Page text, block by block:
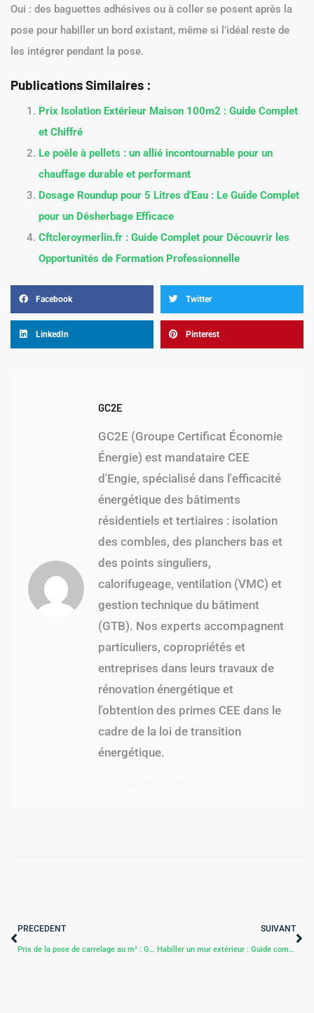
Oui : des baguettes adhésives ou à coller se posent après la
pose pour habiller un bord existant, même si l’idéal reste de
les intégrer pendant la pose.
Publications Similaires :
Prix Isolation Extérieur Maison 100m2 : Guide Complet
et Chiffré
Le poêle à pellets : un allié incontournable pour un
chauffage durable et performant
Dosage Roundup pour 5 Litres d’Eau : Le Guide Complet
pour un Désherbage Efficace
Cftcleroymerlin.fr : Guide Complet pour Découvrir les
Opportunités de Formation Professionnelle
Facebook Twitter
LinkedIn Pinterest
GC2E
GC2E (Groupe Certificat Économie
Énergie) est mandataire CEE
d'Engie, spécialisé dans l'efficacité
énergétique des bâtiments
résidentiels et tertiaires : isolation
des combles, des planchers bas et
des points singuliers,
calorifugeage, ventilation (VMC) et
gestion technique du bâtiment
(GTB). Nos experts accompagnent
particuliers, copropriétés et
entreprises dans leurs travaux de
rénovation énergétique et
l'obtention des primes CEE dans le
cadre de la loi de transition
énergétique.
PRECEDENT
Prix de la pose de carrelage au m² : Guide complet pour estimer votre budget (2026)
SUIVANT
Habiller un mur extérieur : Guide complet pour embellir vos espaces